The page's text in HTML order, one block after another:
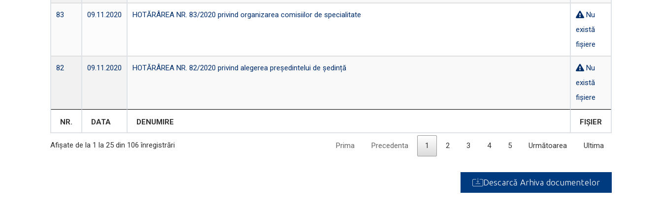
83 09.11.2020 HOTĂRÂREA NR. 83/2020 privind organizarea comisiilor de specialitate
Nu
există
fișiere
82 09.11.2020 HOTĂRÂREA NR. 82/2020 privind alegerea președintelui de ședință
Nu
există
fișiere
NR. DATA DENUMIRE FIȘIER
Afișate de la 1 la 25 din 106 înregistrări Prima Precedenta 1 2 3 4 5 Următoarea Ultima
Descarcă Arhiva documentelor